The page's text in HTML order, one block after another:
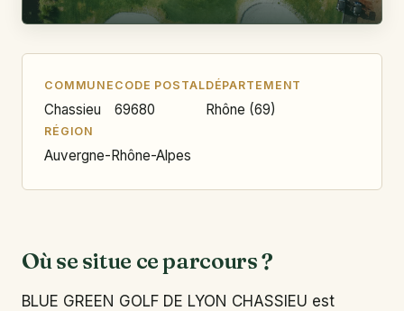
COMMUNE
Chassieu
CODE POSTAL
69680
DÉPARTEMENT
Rhône (69)
RÉGION
Auvergne-Rhône-Alpes
Où se situe ce parcours ?
BLUE GREEN GOLF DE LYON CHASSIEU est